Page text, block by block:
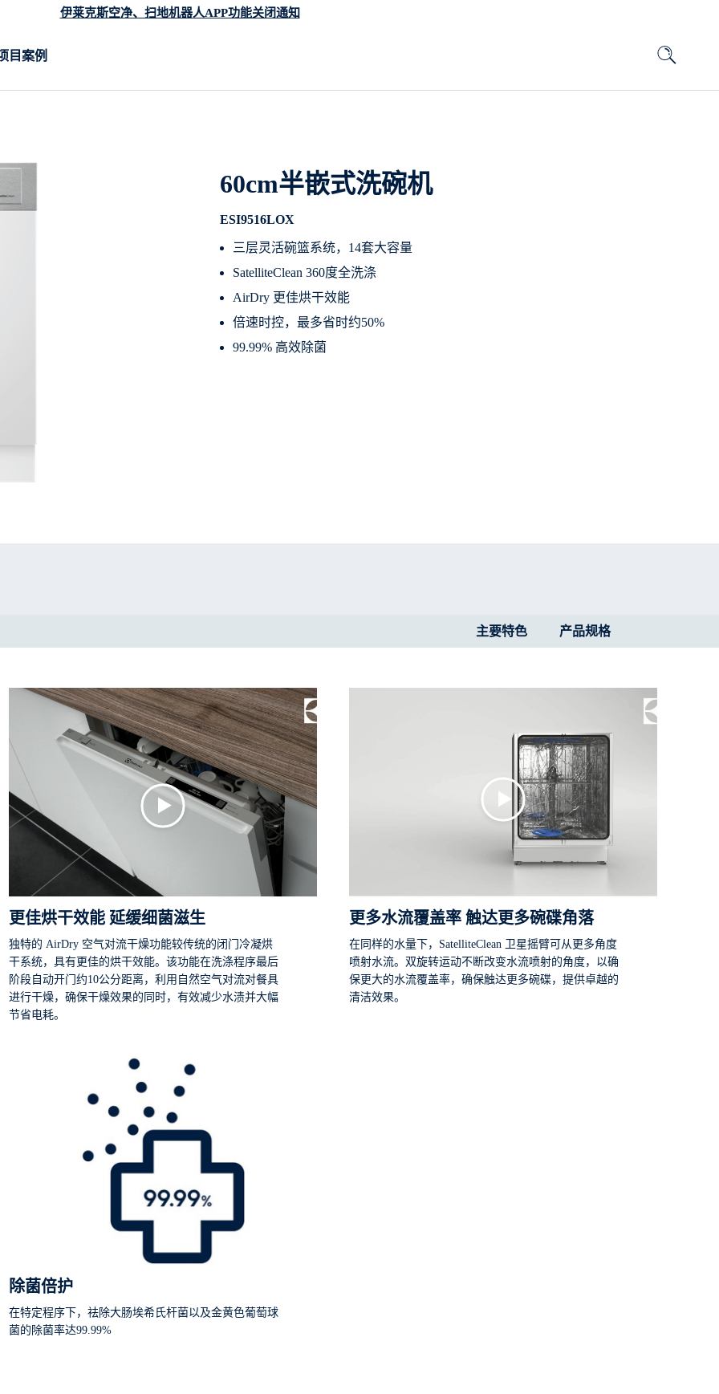
伊莱克斯空净、扫地机器人APP功能关闭通知
目案例
60cm半嵌式洗碗机
ESI9516LOX
三层灵活碗篮系统，14套大容量
SatelliteClean 360度全洗涤
AirDry 更佳烘干效能
倍速时控，最多省时约50%
99.99% 高效除菌
主要特色 产品规格​
更佳烘干效能 延缓细菌滋生
独特的 AirDry 空气对流干燥功能较传统的闭门冷凝烘
干系统，具有更佳的烘干效能。该功能在洗涤程序最后
阶段自动开门约10公分距离，利用自然空气对流对餐具
进行干燥，确保干燥效果的同时，有效减少水渍并大幅
节省电耗。
更多水流覆盖率 触达更多碗碟角落
在同样的水量下，SatelliteClean 卫星摇臂可从更多角度
喷射水流。双旋转运动不断改变水流喷射的角度，以确
保更大的水流覆盖率，确保触达更多碗碟，提供卓越的
清洁效果。
除菌倍护
在特定程序下，祛除大肠埃希氏杆菌以及金黄色葡萄球
菌的除菌率达99.99%